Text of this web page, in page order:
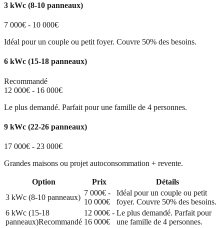
3 kWc (8-10 panneaux)
7 000€ - 10 000€
Idéal pour un couple ou petit foyer. Couvre 50% des besoins.
6 kWc (15-18 panneaux)
Recommandé
12 000€ - 16 000€
Le plus demandé. Parfait pour une famille de 4 personnes.
9 kWc (22-26 panneaux)
17 000€ - 23 000€
Grandes maisons ou projet autoconsommation + revente.
Option Prix
Détails
3 kWc (8-10 panneaux)
7 000€ -
10 000€
Idéal pour un couple ou petit
foyer. Couvre 50% des besoins.
6 kWc (15-18
panneaux)Recommandé
12 000€ -
16 000€
Le plus demandé. Parfait pour
une famille de 4 personnes.